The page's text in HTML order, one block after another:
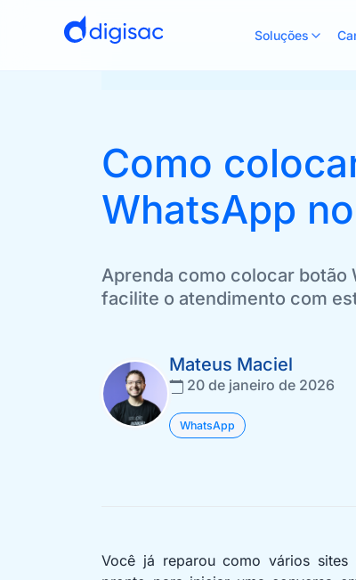
Soluções
Como
WhatsApp
Aprenda como colocar botão
facilite o atendimento com
Mateus Maciel
20 de janeiro de 2026
WhatsApp
Você já reparou como vários